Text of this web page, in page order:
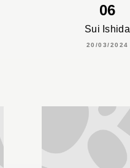
06
Sui Ishida
20/03/2024